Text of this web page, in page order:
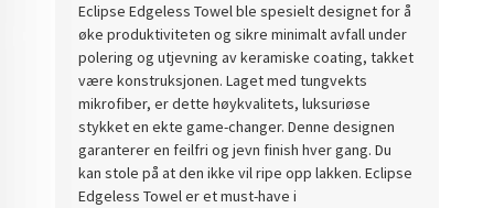
Eclipse Edgeless Towel ble spesielt designet for å
øke produktiviteten og sikre minimalt avfall under
polering og utjevning av keramiske coating, takket
være konstruksjonen. Laget med tungvekts
mikrofiber, er dette høykvalitets, luksuriøse
stykket en ekte game-changer. Denne designen
garanterer en feilfri og jevn finish hver gang. Du
kan stole på at den ikke vil ripe opp lakken. Eclipse
Edgeless Towel er et must-have i